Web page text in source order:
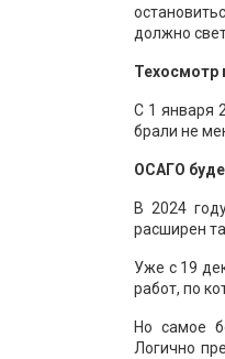
должно
Техосмотр
С 1 января
брали не
ОСАГО
В 2024
расширен
Уже с 19
работ, по
Но самое
Логично